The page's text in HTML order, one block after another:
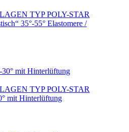
TYP POLY-STAR
35°-55° Elastomere /
TYP POLY-STAR
mit Hinterlüftung